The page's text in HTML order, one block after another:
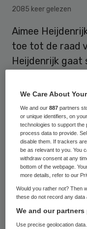
2085 keer gelezen
Aimee
toe tot de raad
Heijdenrijk gaat
bestuur van
Heijdenrijk is
directeur bij
werkte zijn bij
Foreest, het
Thuiszorg
ervaring,
visie en een
We Care About
We and our887 partners
or unique identifiers, on
technologies to support
process data to provide.
disable them. If trackers
be as relevant to you. You
withdraw consent at any
bottom of the webpage.
more details, refer to our
Would you rather not? Then
these do not record any
We and our
Use precise geolocation